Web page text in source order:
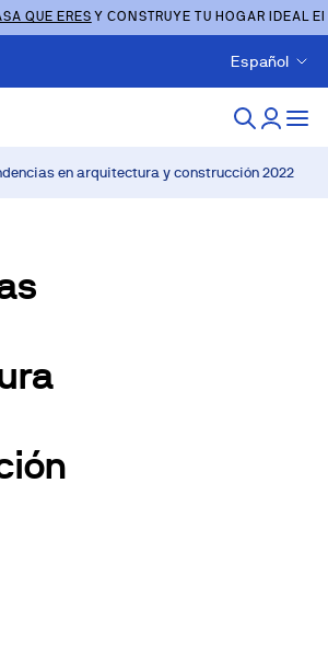
QUE ERES Y CONSTRUYE TU HOGAR IDEAL
Español
en arquitectura y construcción 2022